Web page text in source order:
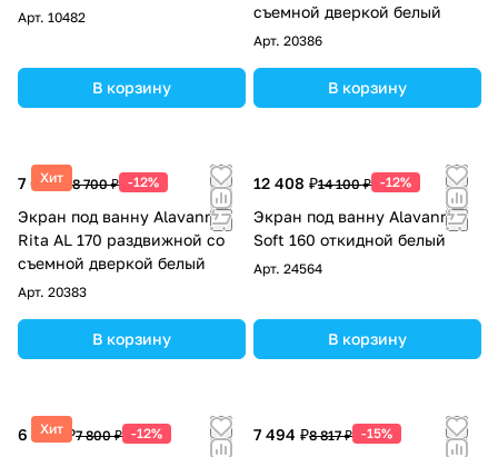
Арт. 10482
В корзину
съемной дверкой белый
Арт. 20386
В корзину
Хит
7 656 ₽ 8 700 ₽ -12%
Экран под ванну Alavann
Rita AL 170 раздвижной со
съемной дверкой белый
Арт. 20383
В корзину
12 408 ₽14 100 ₽ -12%
Экран под ванну Alavann
Soft 160 откидной белый
Арт. 24564
В корзину
Хит
6 864 ₽7 800 ₽ -12% 7 494 ₽8 817 ₽ -15%